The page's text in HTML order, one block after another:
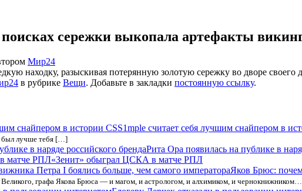
сережки выкопала артефакты
Мир24
находку, разыскивая потерянную золотую сережку во дворе своего
в рубрике Вещи. Добавьте в закладки постоянную ссылку.
S1mple считает себя лучшим снайпером в
был лучше тебя […]
Рита Ора появилась на публике в
«Зенит» обыграл ЦСКА в матче РПЛ
Яков Брюс:
Великого, графа Якова Брюса — и магом, и астрологом, и алхимиком, и